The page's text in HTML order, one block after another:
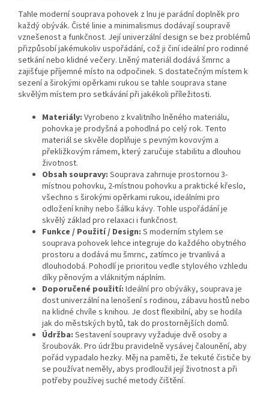
Tahle moderní souprava pohovek z lnu je parádní doplněk pro
každý obývák. Čisté linie a minimalismus dodávají soupravě
vznešenost a funkčnost. Její univerzální design se bez problémů
přizpůsobí jakémukoliv uspořádání, což ji činí ideální pro rodinné
setkání nebo klidné večery. Lněný materiál dodává šmrnc a
zajišťuje příjemné místo na odpočinek. S dostatečným místem k
sezení a širokými opěrkami rukou se tahle souprava stane
skvělým místem pro setkávání při jakékoli příležitosti.
Materiály: Vyrobeno z kvalitního lněného materiálu,
pohovka je prodyšná a pohodlná po celý rok. Tento
materiál se skvěle doplňuje s pevným kovovým a
překližkovým rámem, který zaručuje stabilitu a dlouhou
životnost.
Obsah soupravy: Souprava zahrnuje prostornou 3-
místnou pohovku, 2-místnou pohovku a praktické křeslo,
všechno s širokými opěrkami rukou, ideálními pro
odložení knihy nebo šálku kávy. Tohle uspořádání je
skvělý základ pro relaxaci i funkčnost.
Funkce / Použití / Design: S moderním stylem se
souprava pohovek lehce integruje do každého obytného
prostoru a dodává mu šmrnc, zatímco je trvanlivá a
dlouhodobá. Pohodlí je prioritou vedle stylového vzhledu
díky pěnovým a vláknitým náplním.
Doporučené použití: Ideální pro obýváky, souprava je
dost univerzální na lenošení s rodinou, zábavu hostů nebo
na klidné chvíle s knihou. Je dost flexibilní, aby se hodila
jak do městských bytů, tak do prostornějších domů.
Údržba: Sestavení soupravy vyžaduje dvě osoby a
šroubovák. Pro údržbu pravidelně vysávej čalounění, aby
pořád vypadalo hezky. Měj na paměti, že tekuté čističe by
se používat neměly, abys prodloužil její životnost a při
potřeby používej suché metody čištění.